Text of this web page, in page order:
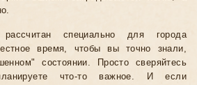
специально для города
время, чтобы вы точно знали,
состоянии. Просто сверяйтесь
что-то важное. И если